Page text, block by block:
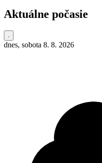
Aktuálne počasie
dnes, sobota 8. 8. 2026